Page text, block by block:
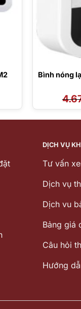
Bình nóng
DỊCH VỤ
Tư vấn
Dịch vụ
Dịch vu
Bảng giá
Câu hỏi
Hướng